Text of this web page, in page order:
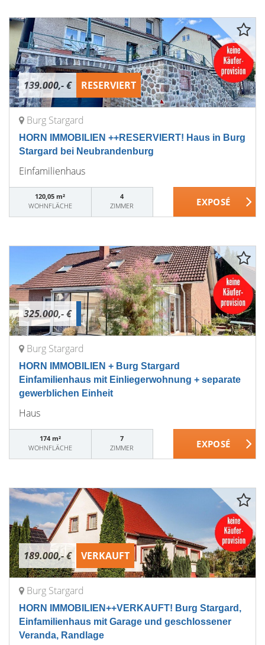
139.000,- € RESERVIERT
Burg Stargard
HORN IMMOBILIEN ++RESERVIERT! Haus in Burg
Stargard bei Neubrandenburg
Einfamilienhaus
120,05 m²
WOHNFLÄCHE
4
ZIMMER
325.000,- €
Burg Stargard
HORN IMMOBILIEN + Burg Stargard
Einfamilienhaus mit Einliegerwohnung + separate
gewerblichen Einheit
Haus
174 m²
WOHNFLÄCHE
7
ZIMMER
189.000,- € VERKAUFT
Burg Stargard
HORN IMMOBILIEN++VERKAUFT! Burg Stargard,
Einfamilienhaus mit Garage und geschlossener
Veranda, Randlage